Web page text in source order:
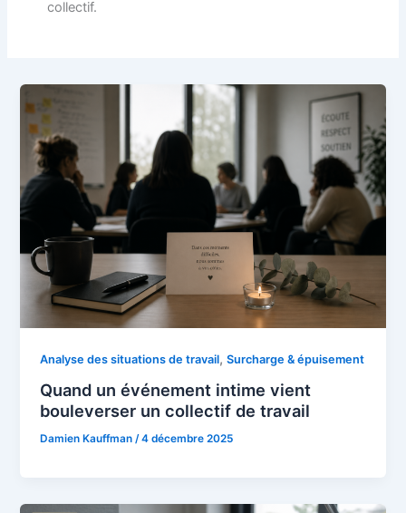
collectif.
Analyse des situations de travail,Surcharge & épuisement
Quand un événement intime vient
bouleverser un collectif de travail
Damien Kauffman/4 décembre 2025